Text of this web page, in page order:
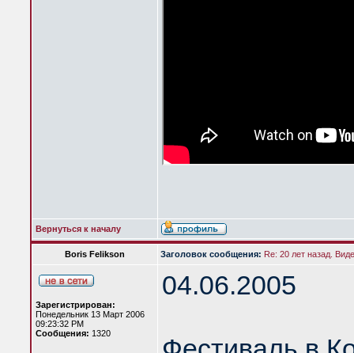
Вернуться к началу
Boris Felikson Заголовок сообщения: Re: 20 лет назад.
Зарегистрирован:
Понедельник 13 Март 2006
09:23:32 PM
Сообщения: 1320
04.06.2005